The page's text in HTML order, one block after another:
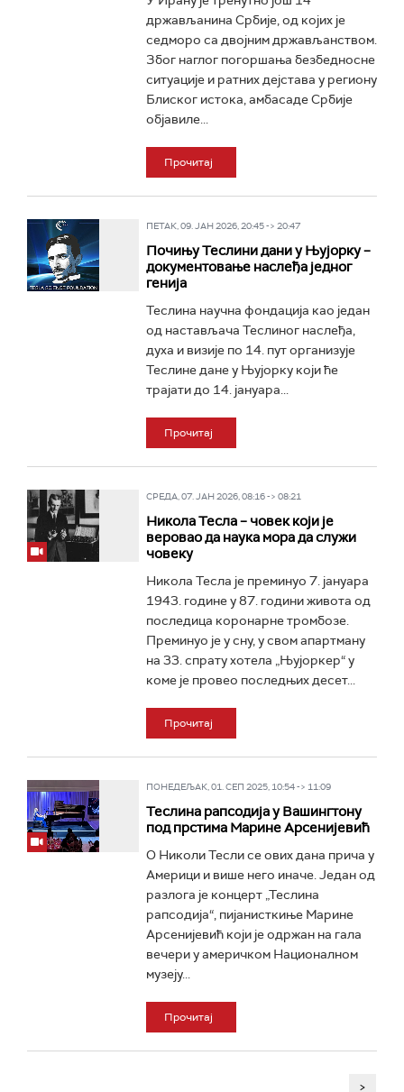
држављанина Србије, од којих је
седморо са двојним држављанством.
Због наглог погоршања безбедносне
ситуације и ратних дејстава у региону
Блиског истока, амбасаде Србије
објавиле...
Прочитај
ПЕТАК, 09. ЈАН 2026, 20:45 -> 20:47
Почињу Теслини дани у Њујорку –
документовање наслеђа једног
генија
Теслина научна фондација као један
од настављача Теслиног наслеђа,
духа и визије по 14. пут организује
Теслине дане у Њујорку који ће
трајати до 14. јануара...
Прочитај
СРЕДА, 07. ЈАН 2026, 08:16 -> 08:21
Никола Тесла – човек који је
веровао да наука мора да служи
човеку
Никола Тесла је преминуо 7. јануара
1943. године у 87. години живота од
последица коронарне тромбозе.
Преминуо је у сну, у свом апартману
на 33. спрату хотела „Њујоркер“ у
коме је провео последњих десет...
Прочитај
ПОНЕДЕЉАК, 01. СЕП 2025, 10:54 -> 11:09
Теслина рапсодија у Вашингтону
под прстима Марине Арсенијевић
О Николи Тесли се ових дана прича у
Америци и више него иначе. Један од
разлога је концерт „Теслина
рапсодија“, пијанисткиње Марине
Арсенијевић који је одржан на гала
вечери у америчком Националном
музеју...
Прочитај
>